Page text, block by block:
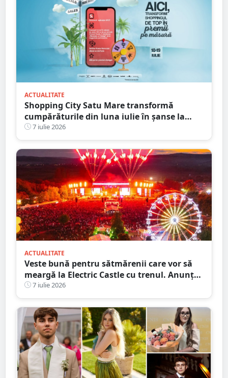
ACTUALITATE
Shopping City Satu Mare transformă
cumpărăturile din luna iulie în șanse la
premii
7 iulie 2026
ACTUALITATE
Veste bună pentru sătmărenii care vor să
meargă la Electric Castle cu trenul. Anunțul
CFR7 iulie 2026